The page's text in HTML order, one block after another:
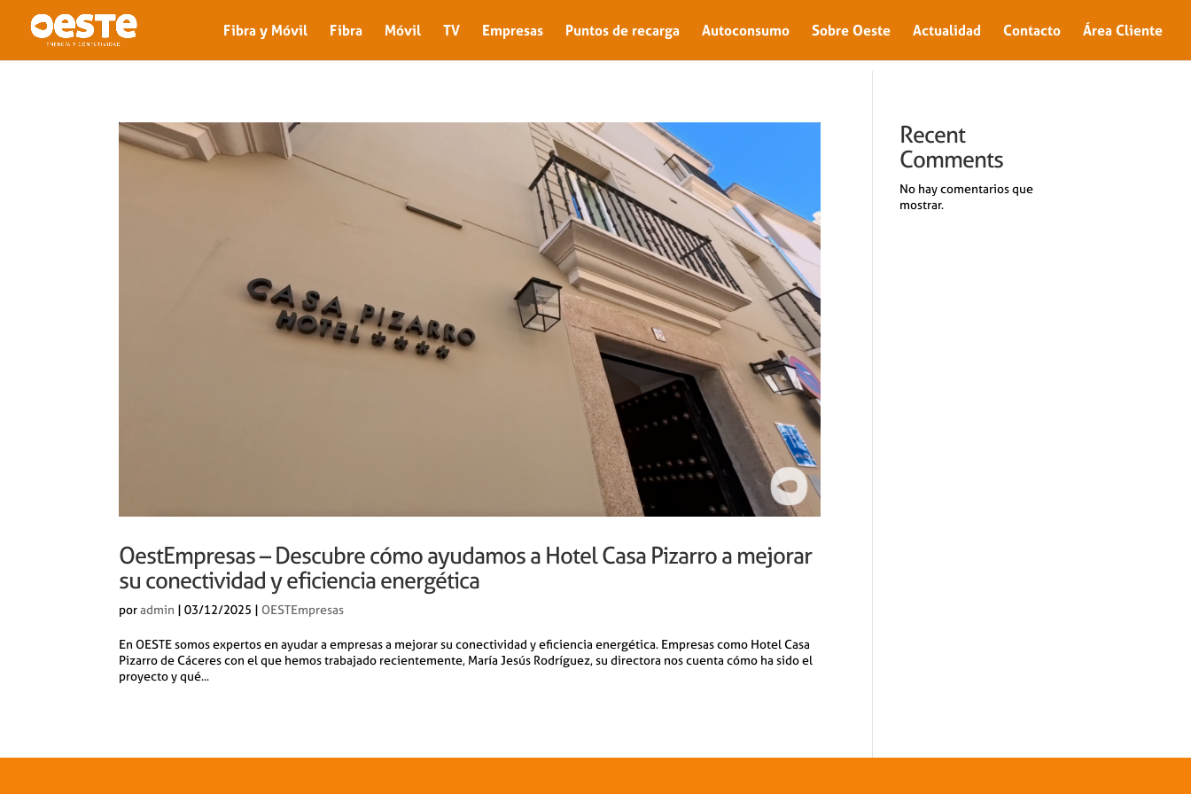
Fibra y Móvil Fibra Móvil TV Empresas Puntos de recarga Autoconsumo Sobre Oeste Actualidad Contacto Área Cliente
OestEmpresas – Descubre cómo ayudamos a Hotel Casa Pizarro a mejorar
su conectividad y eficiencia energética
poradmin |03/12/2025 | OESTEmpresas
En OESTE somos expertos en ayudar a empresas a mejorar su conectividad y eficiencia energética. Empresas como Hotel Casa
Pizarro de Cáceres con el que hemos trabajado recientemente, María Jesús Rodríguez, su directora nos cuenta cómo ha sido el
proyecto y qué...
Recent
Comments
No hay comentarios que
mostrar.